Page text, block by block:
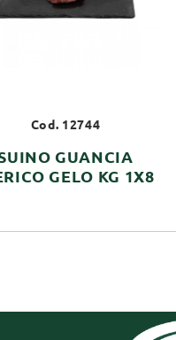
Cod. 12744
GUANCIA
GELO KG 1X8